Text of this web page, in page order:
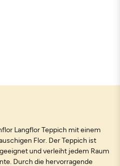
Langflor Teppich mit einem
Flor. Der Teppich ist
und verleiht jedem Raum
Durch die hervorragende